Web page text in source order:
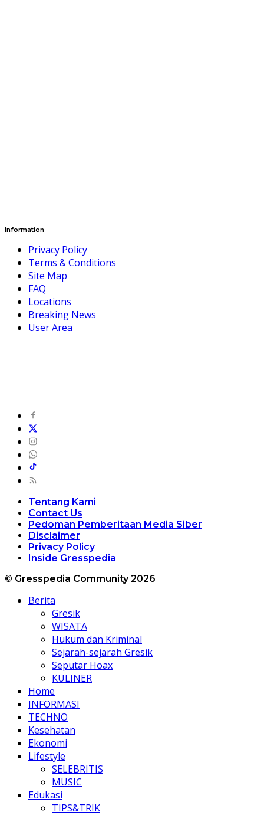
Information
Privacy Policy
Terms & Conditions
Site Map
FAQ
Locations
Breaking News
User Area
Tentang Kami
Contact Us
Pedoman Pemberitaan Media Siber
Disclaimer
Privacy Policy
Inside Gresspedia
© Gresspedia Community 2026
Berita
Gresik
WISATA
Hukum dan Kriminal
Sejarah-sejarah Gresik
Seputar Hoax
KULINER
Home
INFORMASI
TECHNO
Kesehatan
Ekonomi
Lifestyle
SELEBRITIS
MUSIC
Edukasi
TIPS&TRIK